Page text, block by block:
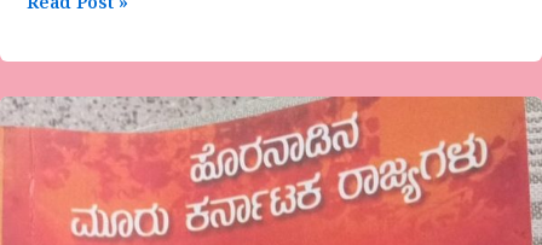
Read Post »
ಮಿಥಿಲ
ಸೇನ
ಹೊಯ್ಸಳ
ರಾಜರ
ಹೊರನಾಡಿನ